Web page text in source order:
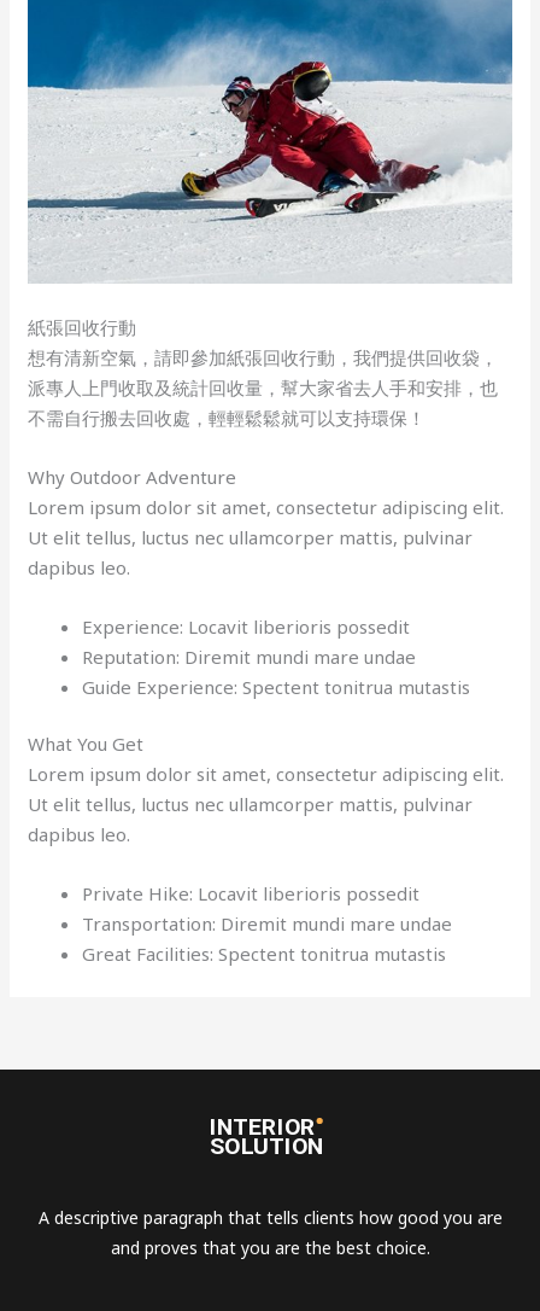
紙張回收行動
想有清新空氣，請即參加紙張回收行動，我們提供回收袋，
派專人上門收取及統計回收量，幫大家省去人手和安排，也
不需自行搬去回收處，輕輕鬆鬆就可以支持環保！
Why Outdoor Adventure
Lorem ipsum dolor sit amet, consectetur adipiscing elit.
Ut elit tellus, luctus nec ullamcorper mattis, pulvinar
dapibus leo.
Experience: Locavit liberioris possedit
Reputation: Diremit mundi mare undae
Guide Experience: Spectent tonitrua mutastis
What You Get
Lorem ipsum dolor sit amet, consectetur adipiscing elit.
Ut elit tellus, luctus nec ullamcorper mattis, pulvinar
dapibus leo.
Private Hike: Locavit liberioris possedit
Transportation: Diremit mundi mare undae
Great Facilities: Spectent tonitrua mutastis
A descriptive paragraph that tells clients how good you are
and proves that you are the best choice.